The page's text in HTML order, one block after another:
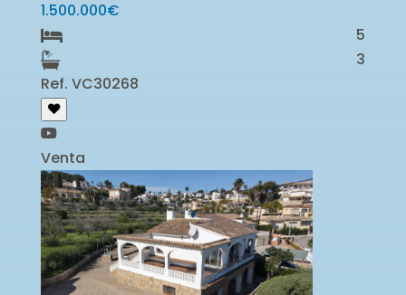
1.500.000€
5
3
Ref. VC30268
Venta